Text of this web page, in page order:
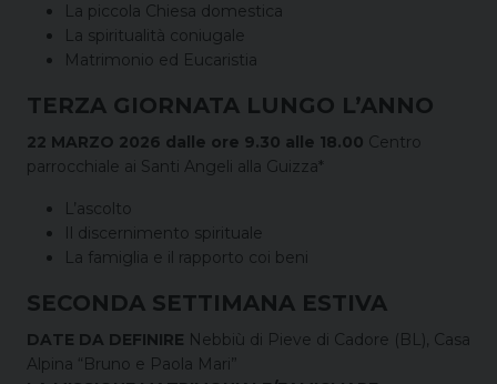
La piccola Chiesa domestica
La spiritualità coniugale
Matrimonio ed Eucaristia
TERZA GIORNATA LUNGO L’ANNO
22 MARZO 2026 dalle ore 9.30 alle 18.00 Centro
parrocchiale ai Santi Angeli alla Guizza*
L’ascolto
Il discernimento spirituale
La famiglia e il rapporto coi beni
SECONDA SETTIMANA ESTIVA
DATE DA DEFINIRE Nebbiù di Pieve di Cadore (BL), Casa
Alpina “Bruno e Paola Mari”